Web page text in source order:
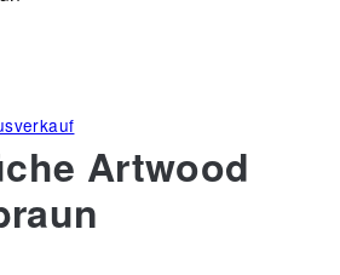
Artwood